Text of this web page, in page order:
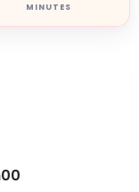
MINUTES